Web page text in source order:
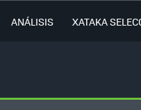
ANÁLISIS XATAKA